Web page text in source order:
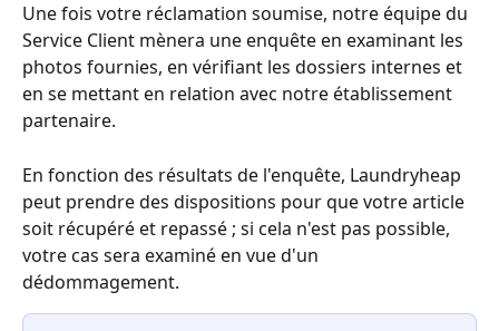
Une fois votre réclamation soumise, notre équipe du
Service Client mènera une enquête en examinant les
photos fournies, en vérifiant les dossiers internes et
en se mettant en relation avec notre établissement
partenaire.
En fonction des résultats de l'enquête, Laundryheap
peut prendre des dispositions pour que votre article
soit récupéré et repassé ; si cela n'est pas possible,
votre cas sera examiné en vue d'un
dédommagement.